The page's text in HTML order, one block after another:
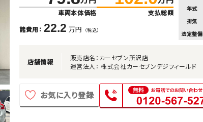
車両本体価格
支払総額
諸費用： 22.2 万円 （税込）
年式
排気
法定整備
店舗情報
販売店名：カーセブン所沢店
運営法人： 株式会社カーセブンデジフィールド
お気に入り登録